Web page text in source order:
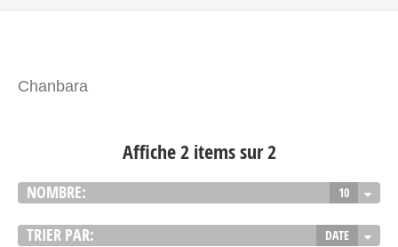
Chanbara
Affiche 2 items sur 2
NOMBRE: 10
TRIER PAR: DATE